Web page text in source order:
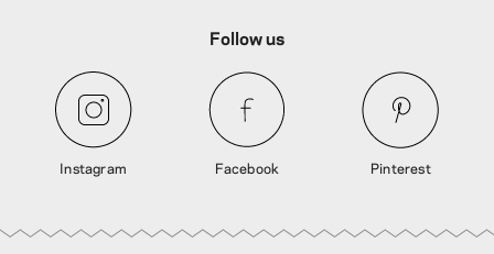
Follow us
Instagram Facebook Pinterest